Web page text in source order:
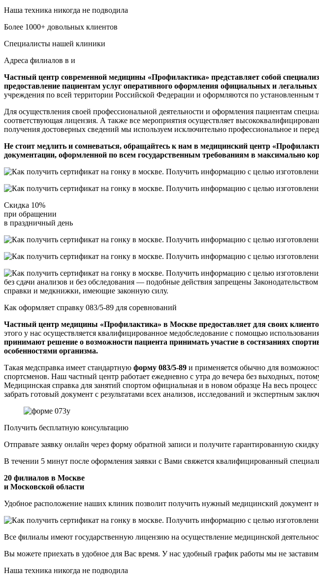
Наша техника никогда не подводила
Более 1000+ довольных клиентов
Специалисты нашей клиники
Адреса филиалов в и
Частный центр современной медицины «Профилактика» представляет собой
предоставление пациентам услуг оперативного оформления официальных и
учреждения по всей территории Российской Федерации и оформляются по установленным
Для осуществления своей профессиональной деятельности и оформления пациентам
соответствующая лицензия. А также все мероприятия осуществляет
получения достоверных сведений мы используем исключительно профессиональное и
Не стоит медлить и сомневаться, обращайтесь к нам в медицинский центр
документации, оформленной по всем государственным требованиям в максимально
Скидка 10%
при обращении
в праздничный день
без сдачи анализов и без обследования — подобные действия запрещены
справки и медкнижки, имеющие законную силу.
Как оформляет справку 083/5-89 для соревнований
Частный центр медицины «Профилактика» в Москве предоставляет для своих
этого у нас осуществляется квалифицированное медобследование с помощью
принимают решение о возможности пациента принимать участие в состязаниях
особенностями организма.
Такая медсправка имеет стандартную форму 083/5-89 и применяется обычно для
спортсменов. Наш частный центр работает ежедневно с утра до вечера без выходных,
Медицинская справка для занятий спортом официальная и в новом образце На весь
забрать готовый документ с результатами всех анализов, исследований и экспертным
Получить бесплатную консультацию
Отправьте заявку онлайн через форму обратной записи и получите гарантированную
В течении 5 минут после оформления заявки с Вами свяжется квалифицированный
20 филиалов в Москве
и Московской области
Удобное расположение наших клиник позволит получить нужный медицинский документ
Все филиалы имеют государственную лицензию на осуществление медицинской
Вы можете приехать в удобное для Вас время. У нас удобный график работы мы не заставим
Наша техника никогда не подводила